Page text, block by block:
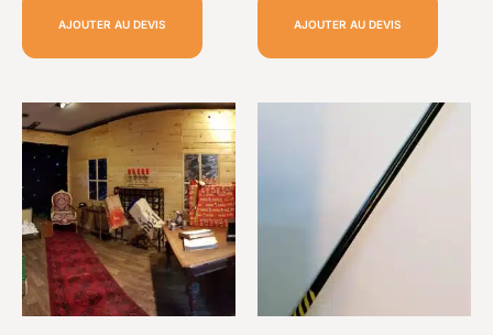
AJOUTER AU DEVIS AJOUTER AU DEVIS